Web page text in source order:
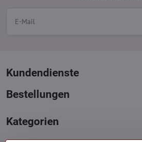
Kundendienste
Bestellungen
Kategorien